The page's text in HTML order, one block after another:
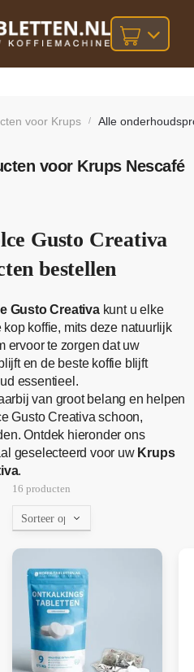
besteld,
bij orders
voor Krups / Alle
voor Krups Nescafé
Gusto Creativa
bestellen
Gusto Creativakunt u elke
koffie, mits deze natuurlijk
ervoor te zorgen dat uw
en de beste koffie blijft
essentieel.
van groot belang en helpen
Gusto Creativa schoon,
Ontdek hieronder ons
geselecteerd voor uw Krups
.
16 producten